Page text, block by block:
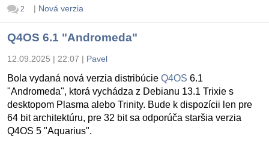
2 | Nová verzia
Q4OS 6.1 "Andromeda"
12.09.2025 | 22:07 | Pavel
Bola vydaná nová verzia distribúcie Q4OS 6.1
"Andromeda", ktorá vychádza z Debianu 13.1 Trixie s
desktopom Plasma alebo Trinity. Bude k dispozícii len pre
64 bit architektúru, pre 32 bit sa odporúča staršia verzia
Q4OS 5 "Aquarius".